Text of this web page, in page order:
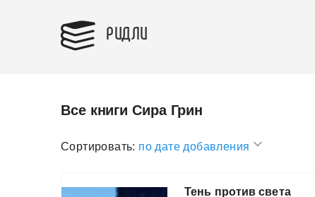
РИДЛИ
Все книги Сира Грин
Сортировать: по дате добавления
Тень против света